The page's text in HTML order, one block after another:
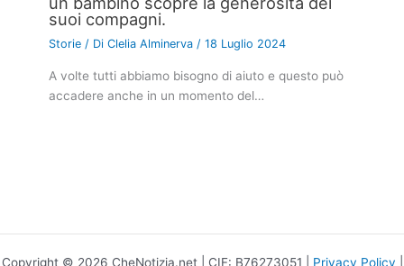
suoi compagni.
Storie / DiClelia Alminerva/18 Luglio 2024
A volte tutti abbiamo bisogno di aiuto e questo può
accadere anche in un momento del…
Copyright © 2026 CheNotizia.net | CIF: B76273051 | Privacy Policy